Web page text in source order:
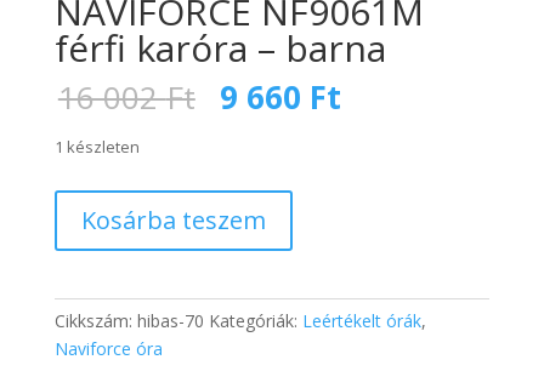
NAVIFORCE NF9061M
férfi karóra – barna
16 002Ft Original
price
16
002 Ft.
9 660 Ft
1 készleten
NF9061M
férfi
-
barna
Kosárba teszem
Cikkszám: hibas-70 Kategóriák: Leértékelt órák,
Naviforce óra